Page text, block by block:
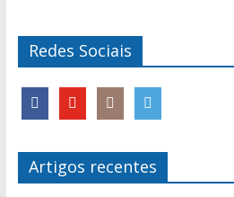
Redes Sociais
Artigos recentes